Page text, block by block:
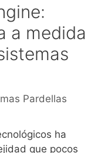
a medida
Pardellas
ha
que pocos